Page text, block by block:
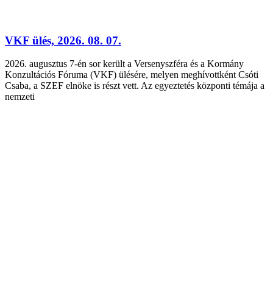
VKF ülés, 2026. 08. 07.
2026. augusztus 7-én sor került a Versenyszféra és a Kormány
Konzultációs Fóruma (VKF) ülésére, melyen meghívottként Csóti
Csaba, a SZEF elnöke is részt vett. Az egyeztetés központi témája a
nemzeti